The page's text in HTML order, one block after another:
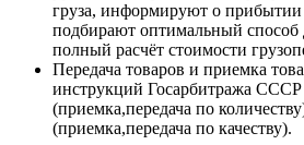
груза, информируют о прибытии
подбирают оптимальный способ
полный расчёт стоимости
Передача товаров и приемка
инструкций Госарбитража
(приемка,передача по
(приемка,передача по качеству).